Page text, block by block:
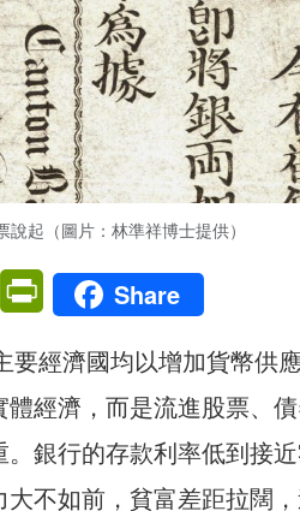
起（圖片：林準祥博士提供）
X PrintFriendly
Share
要經濟國均以增加貨幣供
經濟，而是流進股票、
銀行的存款利率低到接
不如前，貧富差距拉闊